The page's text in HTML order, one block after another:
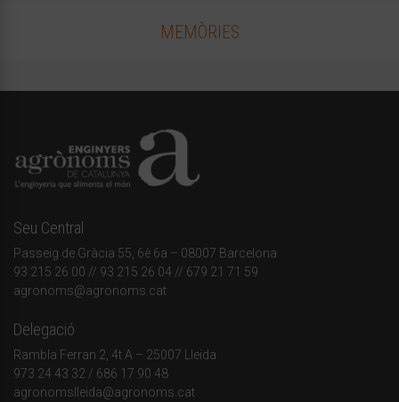
MEMÒRIES
Seu Central
Passeig de Gràcia 55, 6è 6a – 08007 Barcelona
93 215 26 00 // 93 215 26 04 // 679 21 71 59
agronoms@agronoms.cat
Delegació
Rambla Ferran 2, 4t A – 25007 Lleida
973 24 43 32 / 686 17 90 48
agronomslleida@agronoms.cat